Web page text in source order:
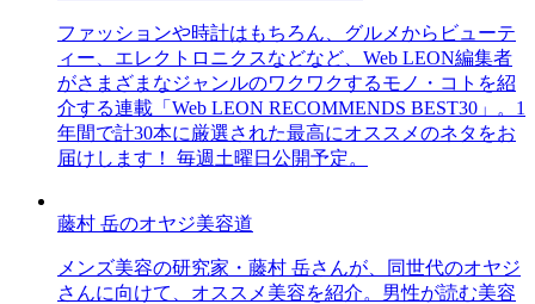
ファッションや時計はもちろん、グルメからビューテ
ィー、エレクトロニクスなどなど、Web LEON編集者
がさまざまなジャンルのワクワクするモノ・コトを紹
介する連載「Web LEON RECOMMENDS BEST30」。1
年間で計30本に厳選された最高にオススメのネタをお
届けします！ 毎週土曜日公開予定。
藤村 岳のオヤジ美容道
メンズ美容の研究家・藤村 岳さんが、同世代のオヤジ
さんに向けて、オススメ美容を紹介。男性が読む美容